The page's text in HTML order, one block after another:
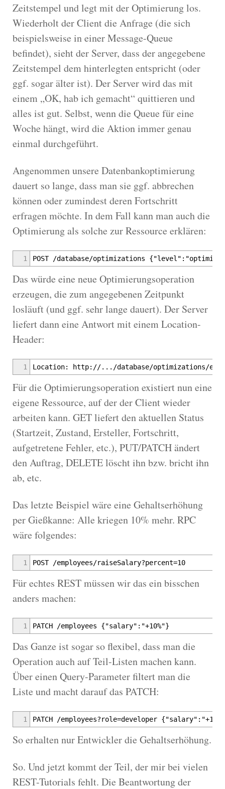
Zeitstempel und legt mit der Optimierung los.
Wiederholt der Client die Anfrage (die sich
beispielsweise in einer Message-Queue
befindet), sieht der Server, dass der angegebene
Zeitstempel dem hinterlegten entspricht (oder
ggf. sogar älter ist). Der Server wird das mit
einem „OK, hab ich gemacht“ quittieren und
alles ist gut. Selbst, wenn die Queue für eine
Woche hängt, wird die Aktion immer genau
einmal durchgeführt.
Angenommen unsere Datenbankoptimierung
dauert so lange, dass man sie ggf. abbrechen
können oder zumindest deren Fortschritt
erfragen möchte. In dem Fall kann man auch die
Optimierung als solche zur Ressource erklären:
1 POST /database/optimizations
Das würde eine neue Optimierungsoperation
erzeugen, die zum angegebenen Zeitpunkt
losläuft (und ggf. sehr lange dauert). Der Server
liefert dann eine Antwort mit einem Location-
Header:
1 Location: http://.../database/optimizations/
Für die Optimierungsoperation existiert nun eine
eigene Ressource, auf der der Client wieder
arbeiten kann. GET liefert den aktuellen Status
(Startzeit, Zustand, Ersteller, Fortschritt,
aufgetretene Fehler, etc.), PUT/PATCH ändert
den Auftrag, DELETE löscht ihn bzw. bricht ihn
ab, etc.
Das letzte Beispiel wäre eine Gehaltserhöhung
per Gießkanne: Alle kriegen 10% mehr. RPC
wäre folgendes:
1 POST /employees/raiseSalary?percent=10
Für echtes REST müssen wir das ein bisschen
anders machen:
1 PATCH /employees {"salary":"+10%"}
Das Ganze ist sogar so flexibel, dass man die
Operation auch auf Teil-Listen machen kann.
Über einen Query-Parameter filtert man die
Liste und macht darauf das PATCH:
1 PATCH /employees?role=developer
So erhalten nur Entwickler die Gehaltserhöhung.
So. Und jetzt kommt der Teil, der mir bei vielen
REST-Tutorials fehlt. Die Beantwortung der